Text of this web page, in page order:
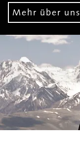
Mehr über uns